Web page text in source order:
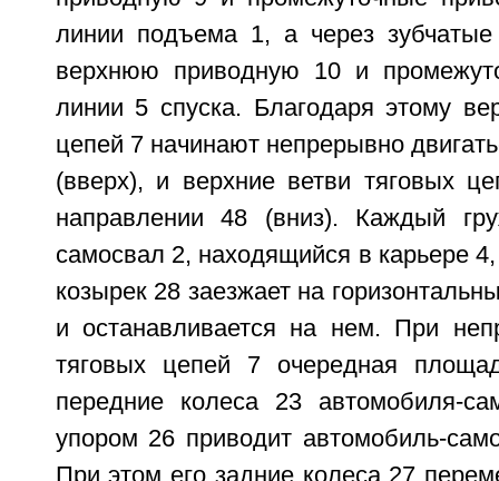
линии подъема 1, а через
верхнюю приводную 10 и
линии 5 спуска. Благодаря этому
цепей 7 начинают непрерывно
(вверх), и верхние ветви тяговых
направлении 48 (вниз). Каждый
самосвал 2, находящийся в карьере
козырек 28 заезжает на
и останавливается на нем. При
тяговых цепей 7 очередная
передние колеса 23 автомобиля-
упором 26 приводит автомобиль-
При этом его задние колеса 27